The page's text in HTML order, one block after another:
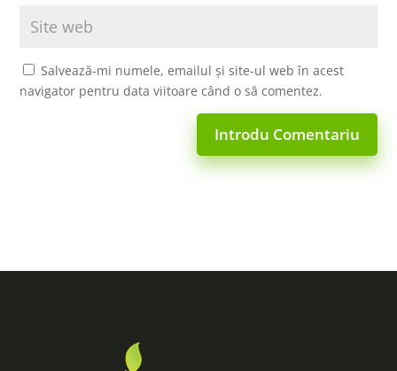
Salvează-mi numele, emailul și site-ul web în acest
navigator pentru data viitoare când o să comentez.
Introdu Comentariu